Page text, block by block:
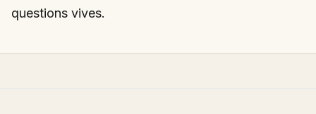
questions vives.